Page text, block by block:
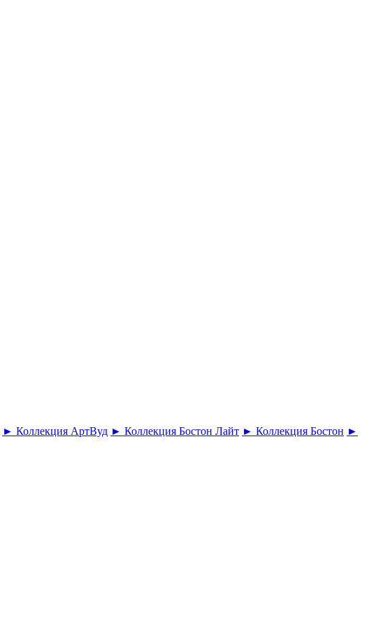
► Коллекция АртВуд ► Коллекция Бостон Лайт ► Коллекция Бостон ►